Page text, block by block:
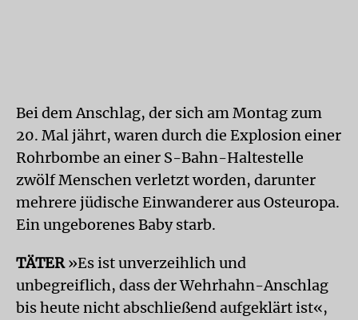
Bei dem Anschlag, der sich am Montag zum
20. Mal jährt, waren durch die Explosion einer
Rohrbombe an einer S-Bahn-Haltestelle
zwölf Menschen verletzt worden, darunter
mehrere jüdische Einwanderer aus Osteuropa.
Ein ungeborenes Baby starb.
TÄTER»Es ist unverzeihlich und
unbegreiflich, dass der Wehrhahn-Anschlag
bis heute nicht abschließend aufgeklärt ist«,